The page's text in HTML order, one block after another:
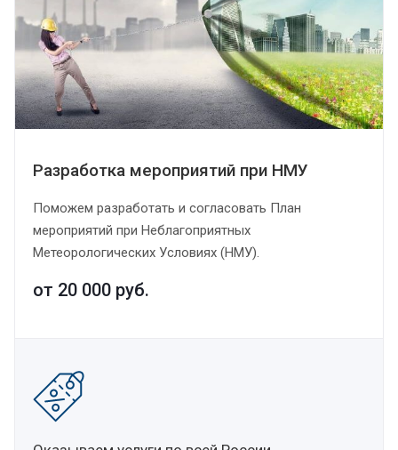
Разработка мероприятий при НМУ
Поможем разработать и согласовать План
мероприятий при Неблагоприятных
Метеорологических Условиях (НМУ).
от 20 000 руб.